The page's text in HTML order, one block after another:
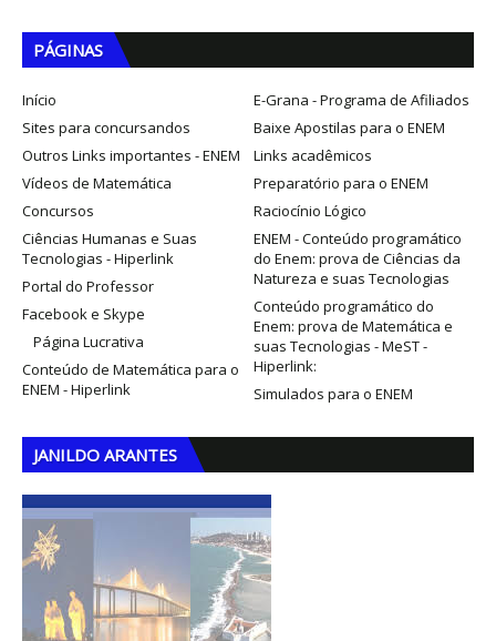
PÁGINAS
Início
E-Grana - Programa de Afiliados
Sites para concursandos
Baixe Apostilas para o ENEM
Outros Links importantes - ENEM
Links acadêmicos
Vídeos de Matemática
Preparatório para o ENEM
Concursos
Raciocínio Lógico
Ciências Humanas e Suas
Tecnologias - Hiperlink
ENEM - Conteúdo programático
do Enem: prova de Ciências da
Natureza e suas Tecnologias
Portal do Professor
Conteúdo programático do
Enem: prova de Matemática e
suas Tecnologias - MeST -
Hiperlink:
Facebook e Skype
Página Lucrativa
Conteúdo de Matemática para o
ENEM - Hiperlink
Simulados para o ENEM
JANILDO ARANTES